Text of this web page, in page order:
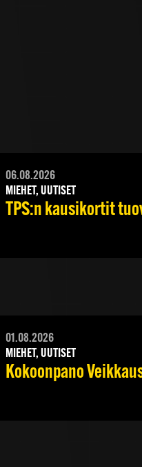
06.08.2026
MIEHET, UUTISET
TPS:n kausikortit
01.08.2026
MIEHET, UUTISET
Kokoonpano